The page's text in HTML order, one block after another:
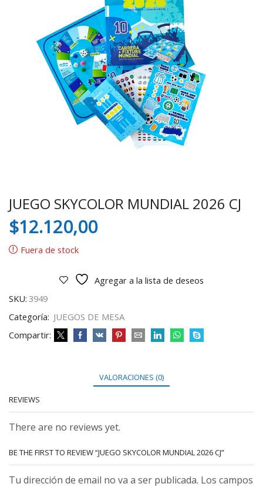
JUEGO SKYCOLOR MUNDIAL 2026 CJ
$12.120,00
Fuera de stock
Agregar a la lista de deseos
SKU: 3949
Categoría: JUEGOS DE MESA
Compartir:
VALORACIONES (0)
REVIEWS
There are no reviews yet.
BE THE FIRST TO REVIEW “JUEGO SKYCOLOR MUNDIAL 2026 CJ”
Tu dirección de email no va a ser publicada. Los campos